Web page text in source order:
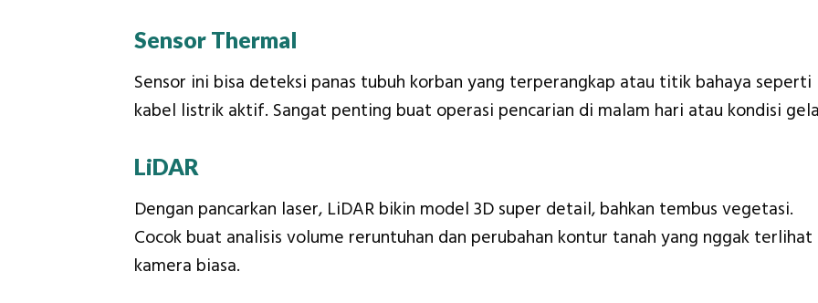
Sensor Thermal
Sensor ini bisa deteksi panas tubuh korban yang terperangkap atau titik bahaya seperti
kabel listrik aktif. Sangat penting buat operasi pencarian di malam hari atau kondisi
LiDAR
Dengan pancarkan laser, LiDAR bikin model 3D super detail, bahkan tembus vegetasi.
Cocok buat analisis volume reruntuhan dan perubahan kontur tanah yang nggak terlihat
kamera biasa.